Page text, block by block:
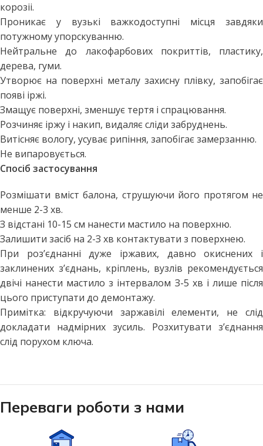
корозіі.
Проникає у вузькі важкодоступні місця завдяки
потужному упорскуванню.
Нейтральне до лакофарбових покриттів, пластику,
дерева, гуми.
Утворює на поверхні металу захисну плівку, запобігає
появі іржі.
Змащує поверхні, зменшує тертя і спрацювання.
Розчиняє іржу і накип, видаляє сліди забруднень.
Витісняє вологу, усуває рипіння, запобігає замерзанню.
Не випаровується.
Спосіб застосування
Розмішати вміст балона, струшуючи його протягом не
менше 2-3 хв.
З відстані 10-15 см нанести мастило на поверхню.
Залишити засіб на 2-З хв контактувати з поверхнею.
При роз’єднанні дуже іржавих, давно окиснених і
заклинених з’єднань, кріплень, вузлів рекомендується
двічі нанести мастило з інтервалом З-5 хв і лише після
цього приступати до демонтажу.
Примітка: відкручуючи заржавілі елементи, не слід
докладати надмірних зусиль. Розхитувати з’єднання
слід порухом ключа.
Переваги роботи з нами